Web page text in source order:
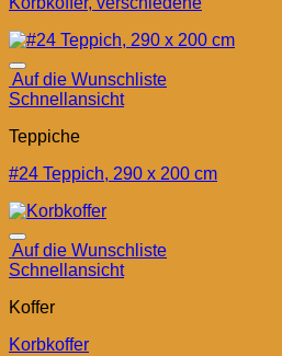
Auf die Wunschliste
Schnellansicht
Teppiche
#24 Teppich, 290 x 200 cm
Auf die Wunschliste
Schnellansicht
Koffer
Korbkoffer